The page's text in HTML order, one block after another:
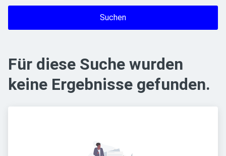
Suchen
Für diese Suche wurden
keine Ergebnisse gefunden.